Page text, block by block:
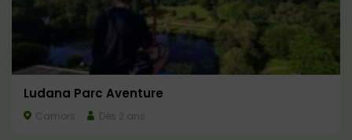
Ludana Parc Aventure
Camors Dès 2 ans